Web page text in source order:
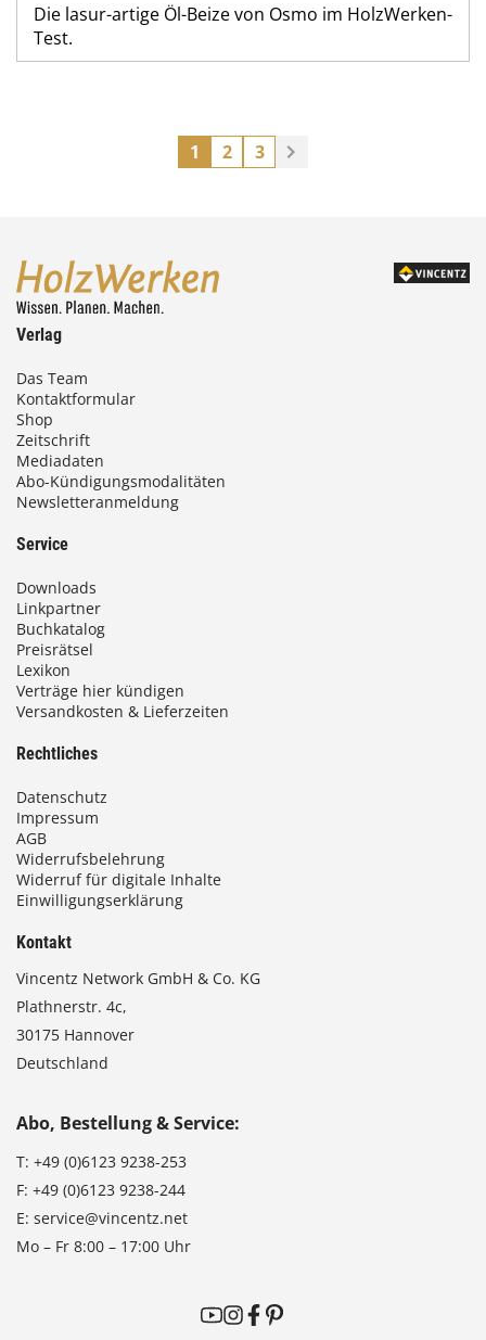
Die lasur-artige Öl-Beize von Osmo im HolzWerken-
Test.
1 2 3
Verlag
Das Team
Kontaktformular
Shop
Zeitschrift
Mediadaten
Abo-Kündigungsmodalitäten
Newsletteranmeldung
Service
Downloads
Linkpartner
Buchkatalog
Preisrätsel
Lexikon
Verträge hier kündigen
Versandkosten & Lieferzeiten
Rechtliches
Datenschutz
Impressum
AGB
Widerrufsbelehrung
Widerruf für digitale Inhalte
Einwilligungserklärung
Kontakt
Vincentz Network GmbH & Co. KG
Plathnerstr. 4c,
30175 Hannover
Deutschland
Abo, Bestellung & Service:
T: +49 (0)6123 9238-253
F: +49 (0)6123 9238-244
E: service@vincentz.net
Mo – Fr 8:00 – 17:00 Uhr